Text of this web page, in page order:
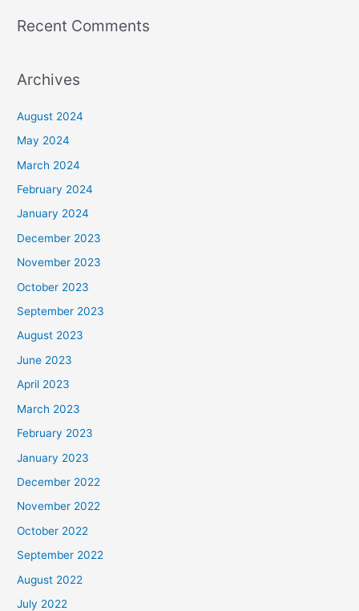
Recent Comments
Archives
August 2024
May 2024
March 2024
February 2024
January 2024
December 2023
November 2023
October 2023
September 2023
August 2023
June 2023
April 2023
March 2023
February 2023
January 2023
December 2022
November 2022
October 2022
September 2022
August 2022
July 2022